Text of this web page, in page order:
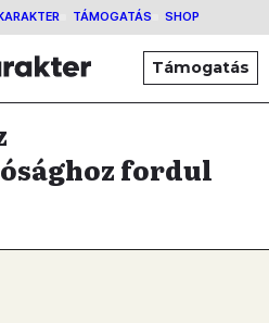
TÁMOGATÁS SHOP
Támogatás
fordul